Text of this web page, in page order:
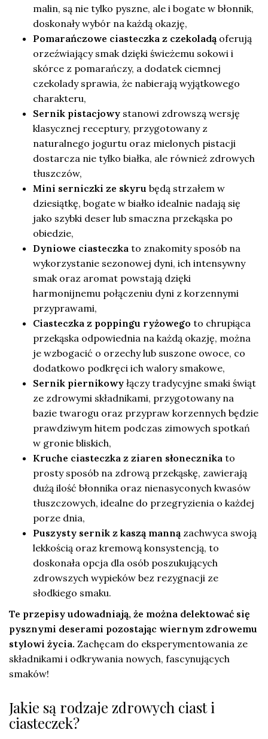
malin, są nie tylko pyszne, ale i bogate w błonnik,
doskonały wybór na każdą okazję,
Pomarańczowe ciasteczka z czekoladą oferują
orzeźwiający smak dzięki świeżemu sokowi i
skórce z pomarańczy, a dodatek ciemnej
czekolady sprawia, że nabierają wyjątkowego
charakteru,
Sernik pistacjowy stanowi zdrowszą wersję
klasycznej receptury, przygotowany z
naturalnego jogurtu oraz mielonych pistacji
dostarcza nie tylko białka, ale również zdrowych
tłuszczów,
Mini serniczki ze skyru będą strzałem w
dziesiątkę, bogate w białko idealnie nadają się
jako szybki deser lub smaczna przekąska po
obiedzie,
Dyniowe ciasteczka to znakomity sposób na
wykorzystanie sezonowej dyni, ich intensywny
smak oraz aromat powstają dzięki
harmonijnemu połączeniu dyni z korzennymi
przyprawami,
Ciasteczka z poppingu ryżowego to chrupiąca
przekąska odpowiednia na każdą okazję, można
je wzbogacić o orzechy lub suszone owoce, co
dodatkowo podkręci ich walory smakowe,
Sernik piernikowy łączy tradycyjne smaki świąt
ze zdrowymi składnikami, przygotowany na
bazie twarogu oraz przypraw korzennych będzie
prawdziwym hitem podczas zimowych spotkań
w gronie bliskich,
Kruche ciasteczka z ziaren słonecznika to
prosty sposób na zdrową przekąskę, zawierają
dużą ilość błonnika oraz nienasyconych kwasów
tłuszczowych, idealne do przegryzienia o każdej
porze dnia,
Puszysty sernik z kaszą manną zachwyca swoją
lekkością oraz kremową konsystencją, to
doskonała opcja dla osób poszukujących
zdrowszych wypieków bez rezygnacji ze
słodkiego smaku.
Te przepisy udowadniają, że można delektować się
pysznymi deserami pozostając wiernym zdrowemu
stylowi życia. Zachęcam do eksperymentowania ze
składnikami i odkrywania nowych, fascynujących
smaków!
Jakie są rodzaje zdrowych ciast i
ciasteczek?